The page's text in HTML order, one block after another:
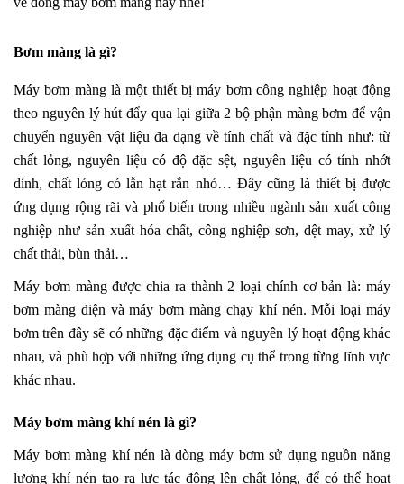
Bơm màng là gì?
Máy bơm màng là một thiết bị máy bơm công nghiệp hoạt động
theo nguyên lý hút đẩy qua lại giữa 2 bộ phận màng bơm để vận
chuyển nguyên vật liệu đa dạng về tính chất và đặc tính như: từ
chất lỏng, nguyên liệu có độ đặc sệt, nguyên liệu có tính nhớt
dính, chất lỏng có lẫn hạt rắn nhỏ… Đây cũng là thiết bị được
ứng dụng rộng rãi và phổ biến trong nhiều ngành sản xuất công
nghiệp như sản xuất hóa chất, công nghiệp sơn, dệt may, xử lý
chất thải, bùn thải…
Máy bơm màng được chia ra thành 2 loại chính cơ bản là: máy
bơm màng điện và máy bơm màng chạy khí nén. Mỗi loại máy
bơm trên đây sẽ có những đặc điểm và nguyên lý hoạt động khác
nhau, và phù hợp với những ứng dụng cụ thể trong từng lĩnh vực
khác nhau.
Máy bơm màng khí nén là gì?
Máy bơm màng khí nén là dòng máy bơm sử dụng nguồn năng
lượng khí nén tạo ra lực tác động lên chất lỏng, để có thể hoạt